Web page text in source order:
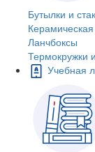
Бутылки и
Ланчбоксы
Термокружки
Учебная